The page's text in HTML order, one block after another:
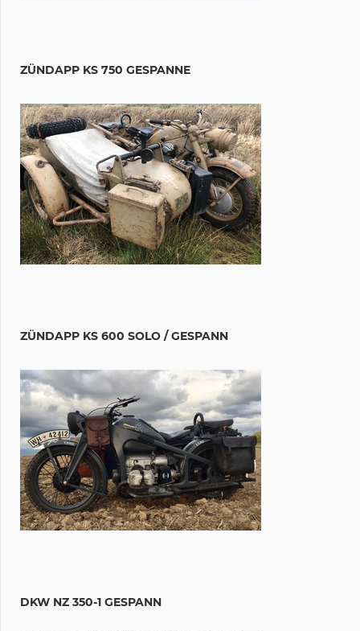
ZÜNDAPP KS 750 GESPANNE
ZÜNDAPP KS 600 SOLO / GESPANN
DKW NZ 350-1 GESPANN